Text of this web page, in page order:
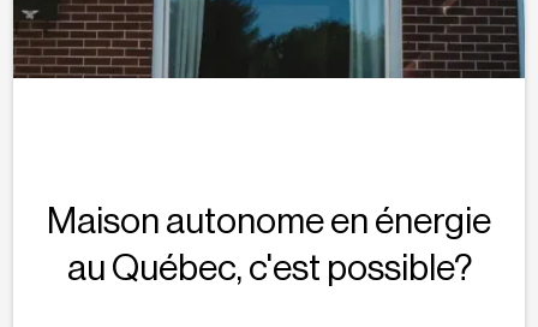
Maison autonome en énergie
au Québec, c'est possible?